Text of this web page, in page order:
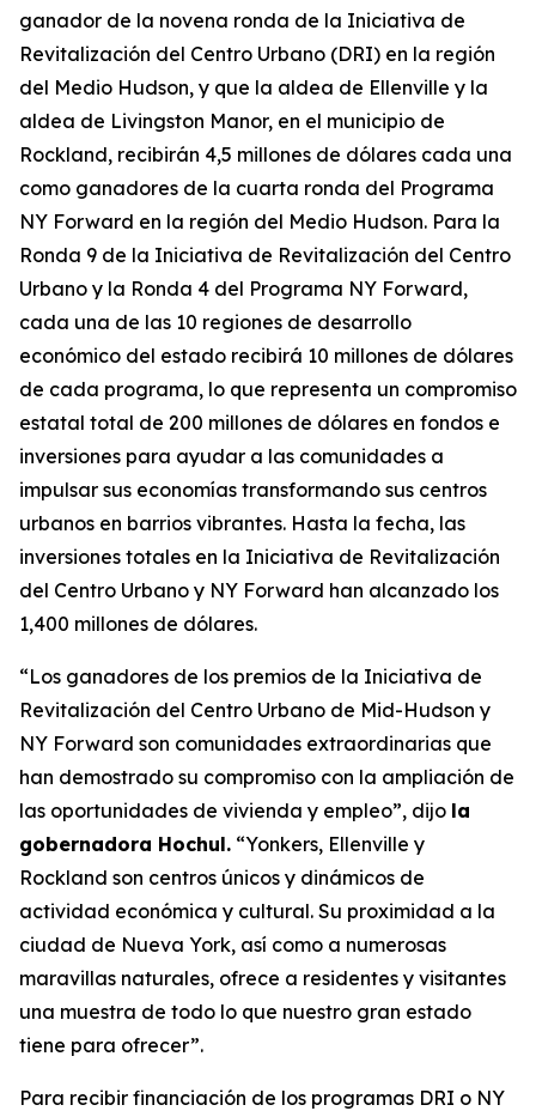
ganador de la novena ronda de la Iniciativa de
Revitalización del Centro Urbano (DRI) en la región
del Medio Hudson, y que la aldea de Ellenville y la
aldea de Livingston Manor, en el municipio de
Rockland, recibirán 4,5 millones de dólares cada una
como ganadores de la cuarta ronda del Programa
NY Forward en la región del Medio Hudson. Para la
Ronda 9 de la Iniciativa de Revitalización del Centro
Urbano y la Ronda 4 del Programa NY Forward,
cada una de las 10 regiones de desarrollo
económico del estado recibirá 10 millones de dólares
de cada programa, lo que representa un compromiso
estatal total de 200 millones de dólares en fondos e
inversiones para ayudar a las comunidades a
impulsar sus economías transformando sus centros
urbanos en barrios vibrantes. Hasta la fecha, las
inversiones totales en la Iniciativa de Revitalización
del Centro Urbano y NY Forward han alcanzado los
1,400 millones de dólares.
“Los ganadores de los premios de la Iniciativa de
Revitalización del Centro Urbano de Mid-Hudson y
NY Forward son comunidades extraordinarias que
han demostrado su compromiso con la ampliación de
las oportunidades de vivienda y empleo”, dijo la
gobernadora Hochul. “Yonkers, Ellenville y
Rockland son centros únicos y dinámicos de
actividad económica y cultural. Su proximidad a la
ciudad de Nueva York, así como a numerosas
maravillas naturales, ofrece a residentes y visitantes
una muestra de todo lo que nuestro gran estado
tiene para ofrecer”.
Para recibir financiación de los programas DRI o NY